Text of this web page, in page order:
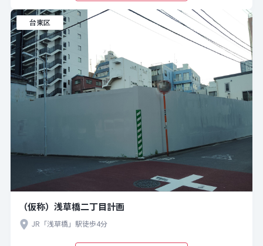
台東区
（仮称）浅草橋二丁目計画
JR「浅草橋」駅徒歩4分